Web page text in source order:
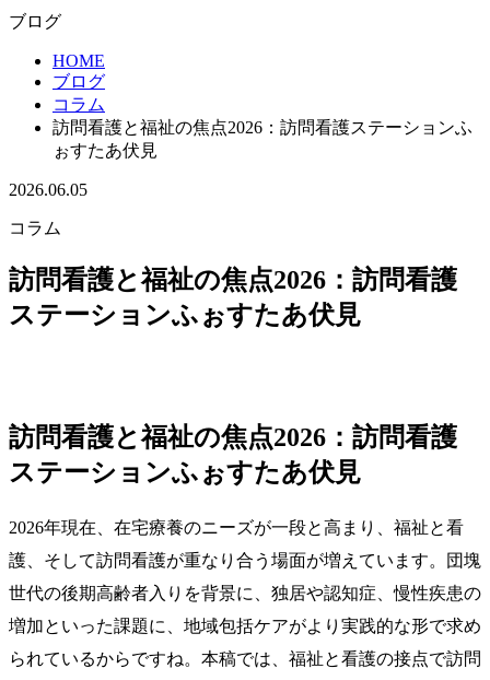
ブログ
HOME
ブログ
コラム
訪問看護と福祉の焦点2026：訪問看護ステーションふ
ぉすたあ伏見
2026.06.05
コラム
訪問看護と福祉の焦点2026：訪問看護
ステーションふぉすたあ伏見
訪問看護と福祉の焦点2026：訪問看護
ステーションふぉすたあ伏見
2026年現在、在宅療養のニーズが一段と高まり、福祉と看
護、そして訪問看護が重なり合う場面が増えています。団塊
世代の後期高齢者入りを背景に、独居や認知症、慢性疾患の
増加といった課題に、地域包括ケアがより実践的な形で求め
られているからですね。本稿では、福祉と看護の接点で訪問